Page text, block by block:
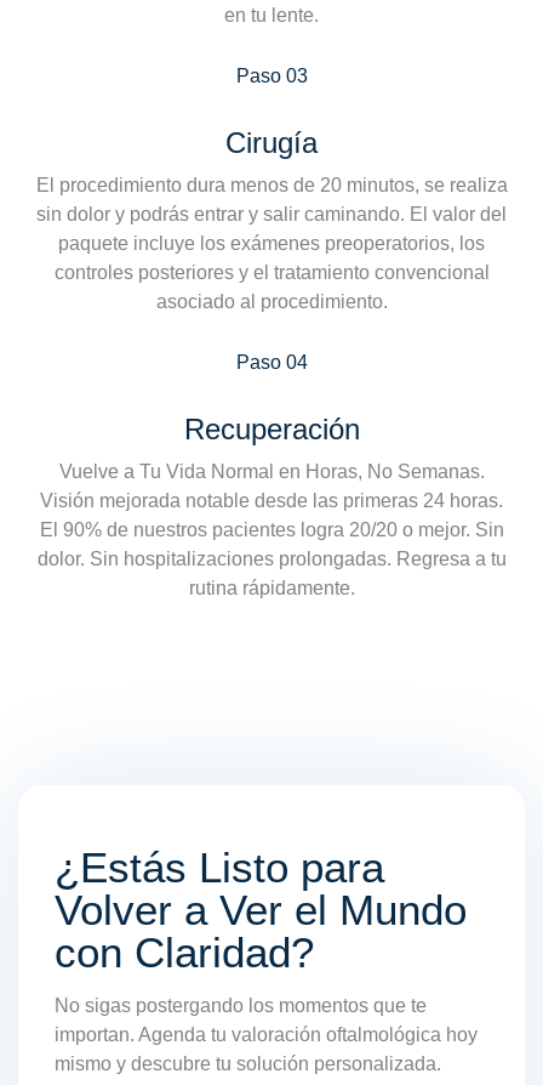
en tu lente.
Paso 03
Cirugía
El procedimiento dura menos de 20 minutos, se realiza
sin dolor y podrás entrar y salir caminando. El valor del
paquete incluye los exámenes preoperatorios, los
controles posteriores y el tratamiento convencional
asociado al procedimiento.
Paso 04
Recuperación
Vuelve a Tu Vida Normal en Horas, No Semanas.
Visión mejorada notable desde las primeras 24 horas.
El 90% de nuestros pacientes logra 20/20 o mejor. Sin
dolor. Sin hospitalizaciones prolongadas. Regresa a tu
rutina rápidamente.
¿Estás Listo para
Volver a Ver el Mundo
con Claridad?
No sigas postergando los momentos que te
importan. Agenda tu valoración oftalmológica hoy
mismo y descubre tu solución personalizada.